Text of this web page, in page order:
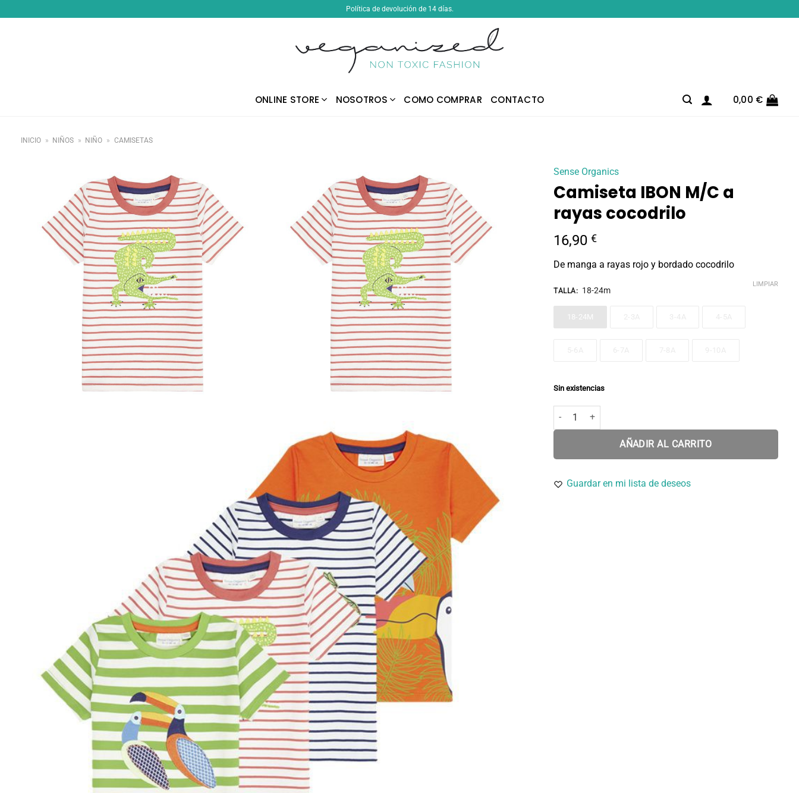
al
Política de devolución de 14 días.
ONLINE STORE NOSOTROS COMO COMPRAR CONTACTO 0,00 €
INICIO » NIÑOS » NIÑO » CAMISETAS
Sense Organics
Camiseta IBON M/C a
rayas cocodrilo
16,90 €
De manga a rayas rojo y bordado cocodrilo
TALLA: 18-24m
18-24M
LIMPIAR
Sin existencias
Camiseta IBON M/C a rayas cocodrilo cantidad
AÑADIR AL CARRITO
Guardar en mi lista de deseos